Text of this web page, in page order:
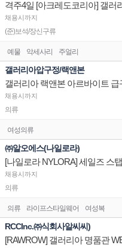
채용시까지
(준)보석/장신구류
예물 악세사리 주얼리
갤러리아압구정/랙앤본
갤러리아 랙앤본 아르바이트 급
채용시까지
의류
여성의류
㈜알오에스(나일로라)
채용시까지
의류
의류 라이프스타일웨어 여성복
RCCInc.㈜식회사알씨씨)
[RAWROW] 갤러리아 명품관